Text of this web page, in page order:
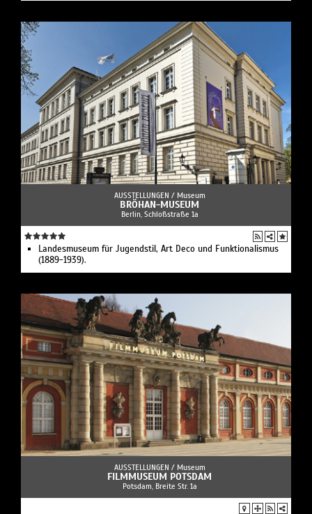
AUSSTELLUNGEN / Museum
BRÖHAN-MUSEUM
Berlin, Schloßstraße 1a
Landesmuseum für Jugendstil, Art Deco und Funktionalismus
(1889-1939).
AUSSTELLUNGEN / Museum
FILMMUSEUM POTSDAM
Potsdam, Breite Str. 1a